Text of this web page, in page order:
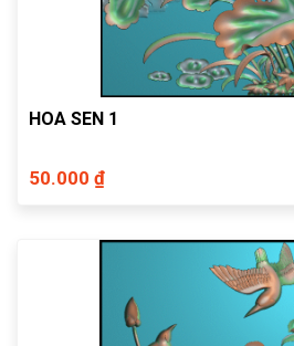
HOA SEN 1
50.000 ₫